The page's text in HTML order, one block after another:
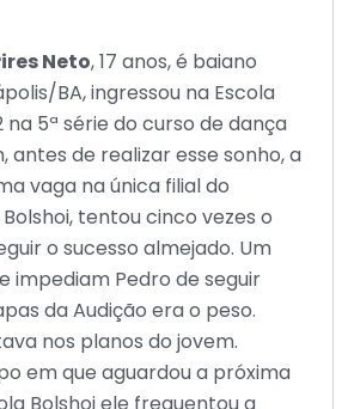
Neto, 17 anos, é baiano
BA, ingressou na Escola
na 5ª série do curso de dança
antes de realizar esse sonho, a
vaga na única filial do
tentou cinco vezes o
o sucesso almejado. Um
impediam Pedro de seguir
da Audição era o peso.
nos planos do jovem.
em que aguardou a próxima
Bolshoi ele frequentou a